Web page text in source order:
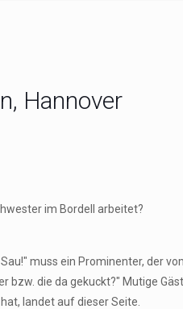
Hannover
im Bordell arbeitet?
muss ein Prominenter, der
bzw. die da gekuckt?" Mutige
landet auf dieser Seite.